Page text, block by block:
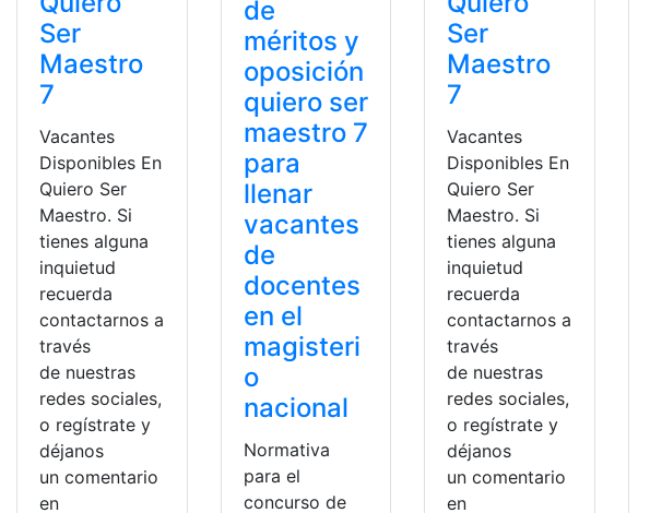
Ser
Maestro
7
Vacantes
Disponibles En
Quiero Ser
Maestro. Si
tienes alguna
inquietud
recuerda
contactarnos a
través
de nuestras
redes sociales,
o regístrate y
déjanos
un comentario
en
de
méritos y
oposición
quiero ser
maestro 7
para
llenar
vacantes
de
docentes
en el
magisteri
o
nacional
Normativa
para el
concurso de
Ser
Maestro
7
Vacantes
Disponibles En
Quiero Ser
Maestro. Si
tienes alguna
inquietud
recuerda
contactarnos a
través
de nuestras
redes sociales,
o regístrate y
déjanos
un comentario
en